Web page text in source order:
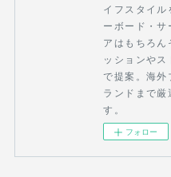
イフスタイル
ーボード・
アはもちろん
ッションや
で提案。海外
ランドまで厳
す。
フォロー